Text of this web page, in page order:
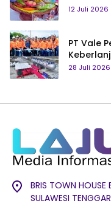
hingga
12 Juli 2026
PT Vale
28 Juli 2026
BRIS TOWN HOUSE
SULAWESI